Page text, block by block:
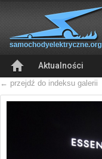
Aktualności
← przejdź do indeksu galerii